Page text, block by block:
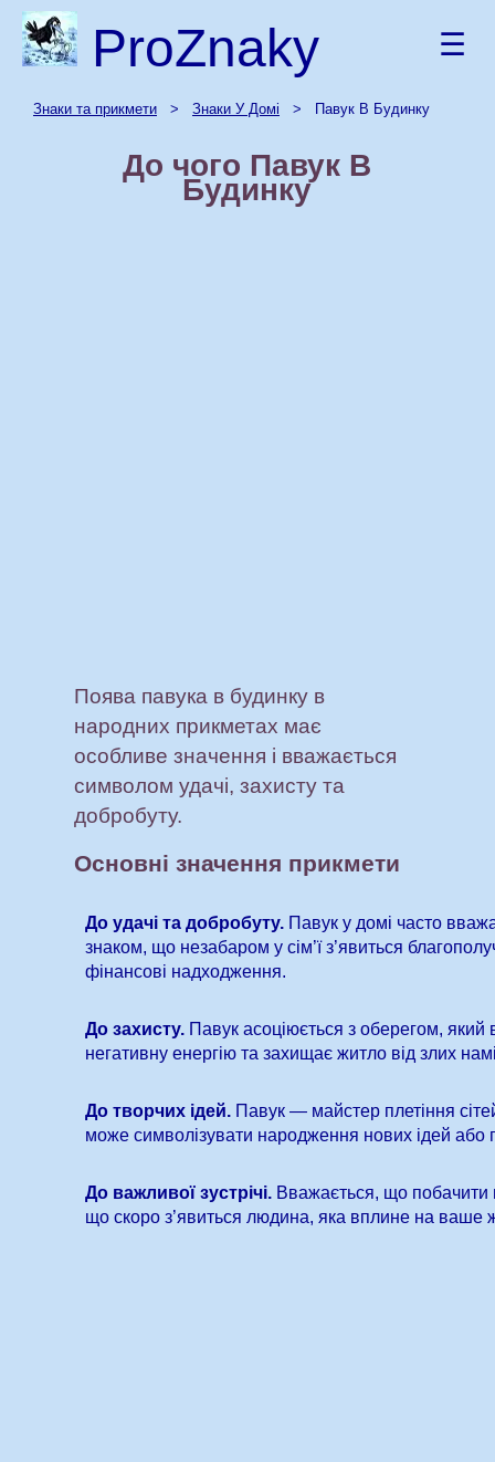
ProZnaky ☰
Знаки та прикмети > Знаки У Домі > Павук В Будинку
До чого Павук В
Будинку
Поява павука в будинку в
народних прикметах має
особливе значення і вважається
символом удачі, захисту та
добробуту.
Основні значення прикмети
До удачі та добробуту. Павук у домі часто
знаком, що незабаром у сім’ї з’явиться
фінансові надходження.
До захисту. Павук асоціюється з оберегом, який
негативну енергію та захищає житло від злих
До творчих ідей. Павук — майстер плетіння
може символізувати народження нових ідей або
До важливої зустрічі. Вважається, що побачити
що скоро з’явиться людина, яка вплине на ваше